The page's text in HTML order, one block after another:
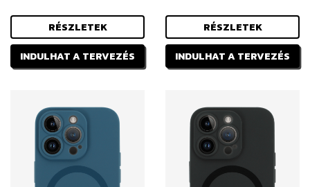
RÉSZLETEK
INDULHAT A TERVEZÉS
RÉSZLETEK
INDULHAT A TERVEZÉS